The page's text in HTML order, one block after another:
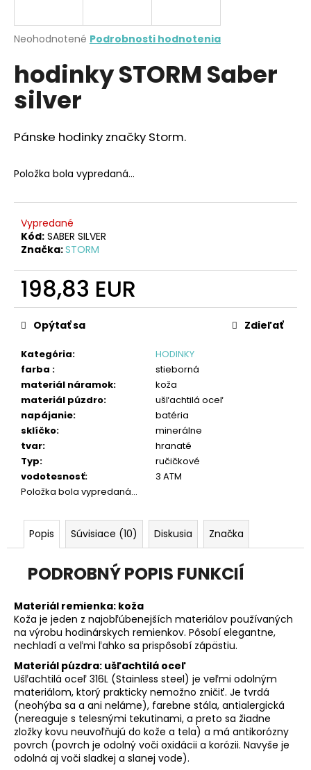
Priemerné
produktu
je
z
hviezdičiek.
Neohodnotené Podrobnosti hodnotenia
hodinky STORM Saber
silver
Pánske hodinky značky Storm.
Položka bola vypredaná…
Vypredané
Kód: SABER SILVER
Značka:STORM
198,83 EUR
Jednotková
cena:
Kategória:
HODINKY
farba :
stieborná
materiál náramok:
koža
materiál púzdro:
ušľachtilá oceľ
napájanie:
batéria
sklíčko:
minerálne
tvar:
hranaté
Typ:
ručičkové
vodotesnosť:
3 ATM
Položka bola vypredaná…
Opýtať sa Zdieľať
Popis Súvisiace (10) Diskusia Značka
PODROBNÝ POPIS FUNKCIÍ
Materiál remienka: koža
Koža je jeden z najobľúbenejších materiálov používaných
na výrobu hodinárskych remienkov. Pôsobí elegantne,
nechladí a veľmi ľahko sa prispôsobí zápästiu.
Materiál púzdra: ušľachtilá oceľ
Ušľachtilá oceľ 316L (Stainless steel) je veľmi odolným
materiálom, ktorý prakticky nemožno zničiť. Je tvrdá
(neohýba sa a ani neláme), farebne stála, antialergická
(nereaguje s telesnými tekutinami, a preto sa žiadne
zložky kovu neuvoľňujú do kože a tela) a má antikorózny
povrch (povrch je odolný voči oxidácii a korózii. Navyše je
odolná aj voči sladkej a slanej vode).
j
ť
?
O
d
p
o
č
a
e